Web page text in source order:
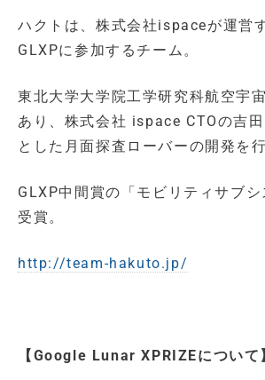
ハクトは、株式会社ispaceが運営
GLXPに参加するチーム。
東北大学大学院工学研究科航空宇
あり、株式会社 ispace CTOの吉
とした月面探査ローバーの開発を
GLXP中間賞の「モビリティサブ
受賞。
http://team-hakuto.jp/
【Google Lunar XPRIZEについて